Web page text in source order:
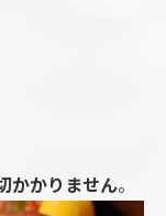
かかりません。